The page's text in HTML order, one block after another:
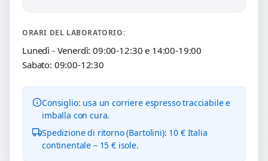
ORARI DEL LABORATORIO:
Lunedì - Venerdì: 09:00-12:30 e 14:00-19:00
Sabato: 09:00-12:30
Consiglio: usa un corriere espresso tracciabile e
imballa con cura.
Spedizione di ritorno (Bartolini): 10 € Italia
continentale – 15 € isole.